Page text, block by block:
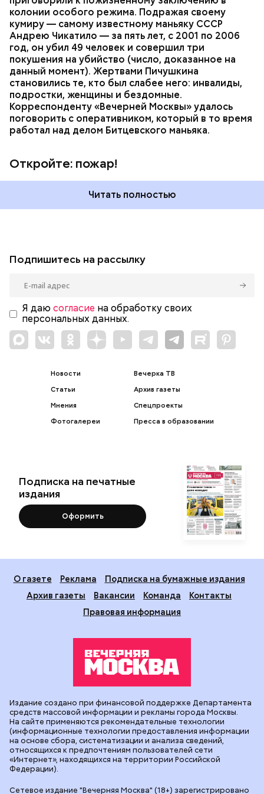
колонии особого режима. Подражая своему
кумиру — самому известному маньяку СССР
Андрею Чикатило — за пять лет, с 2001 по 2006
год, он убил 49 человек и совершил три
покушения на убийство (число, доказанное на
данный момент). Жертвами Пичушкина
становились те, кто был слабее него: инвалиды,
подростки, женщины и бездомные.
Корреспонденту «Вечерней Москвы» удалось
поговорить с оперативником, который в то время
работал над делом Битцевского маньяка.
Откройте: пожар!
Читать полностью
Подпишитесь на рассылку
Я даю согласие на обработку своих
персональных данных.
Новости
Статьи
Мнения
Фотогалереи
Вечерка ТВ
Архив газеты
Спецпроекты
Пресса в образовании
Подписка на печатные
издания
Оформить
О газете Реклама
Подписка на бумажные издания
Архив газеты
Вакансии Команда
Контакты
Правовая информация
Сетевое издание "Вечерняя Москва" (18+) зарегистрировано
Издание создано при финансовой поддержке Департамента
средств массовой информации и рекламы города Москвы.
На сайте применяются рекомендательные технологии
(информационные технологии предоставления информации
на основе сбора, систематизации и анализа сведений,
относящихся к предпочтениям пользователей сети
«Интернет», находящихся на территории Российской
Федерации).